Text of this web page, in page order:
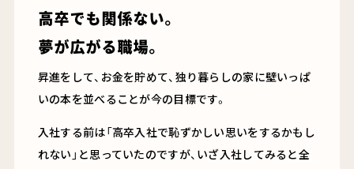
高卒でも関係ない。
夢が広がる職場。
昇進をして、お金を貯めて、独り暮らしの家に壁いっぱ
いの本を並べることが今の目標です。
入社する前は「高卒入社で恥ずかしい思いをするかもし
れない」と思っていたのですが、いざ入社してみると全